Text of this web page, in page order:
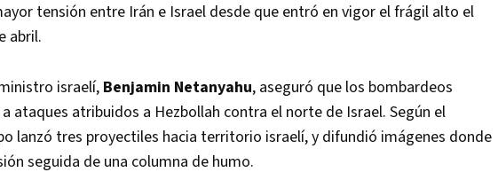
tensión entre Irán e Israel desde que entró en vigor el frágil alto el
abril.
israelí, Benjamin Netanyahu, aseguró que los bombardeos
ataques atribuidos a Hezbollah contra el norte de Israel. Según el
lanzó tres proyectiles hacia territorio israelí, y difundió imágenes donde
seguida de una columna de humo.